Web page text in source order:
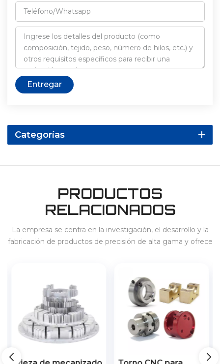
Entregar
Categorías
PRODUCTOS
RELACIONADOS
La empresa se centra en la investigación, el desarrollo y la
fabricación de productos de precisión de alta gama y ofrece